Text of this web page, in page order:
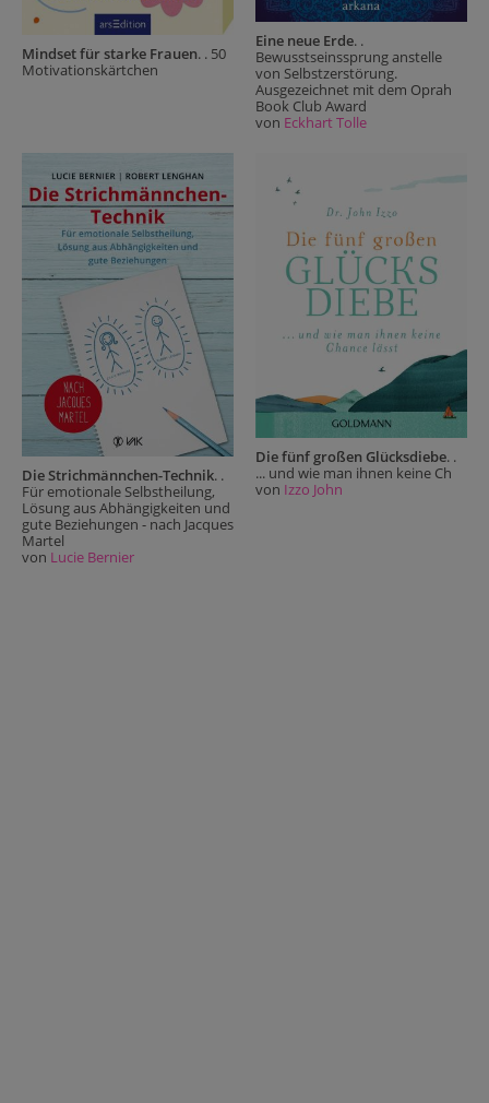
Mindset für starke Frauen. . 50
Motivationskärtchen
Eine neue Erde. .
Bewusstseinssprung anstelle
von Selbstzerstörung.
Ausgezeichnet mit dem Oprah
Book Club Award
von Eckhart Tolle
Die Strichmännchen-Technik. .
Für emotionale Selbstheilung,
Lösung aus Abhängigkeiten und
gute Beziehungen - nach Jacques
Martel
von Lucie Bernier
Die fünf großen Glücksdiebe. .
... und wie man ihnen keine Ch
von Izzo John